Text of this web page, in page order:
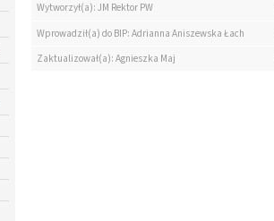
Wytworzył(a): JM Rektor PW
Wprowadził(a) do BIP: Adrianna Aniszewska Łach
Zaktualizował(a): Agnieszka Maj